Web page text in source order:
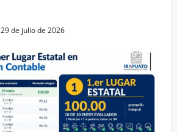
29 de julio de 2026